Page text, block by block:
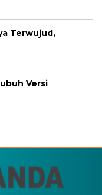
Terwujud,
Versi